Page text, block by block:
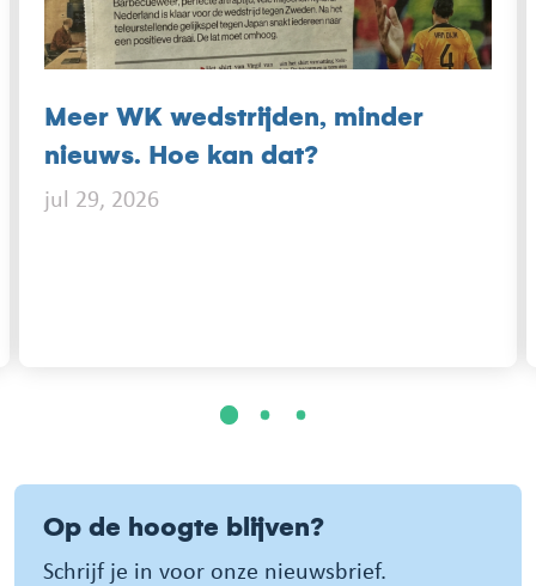
Meer WK wedstrijden, minder
nieuws. Hoe kan dat?
jul 29, 2026
1 2 3
Op de hoogte blijven?
Schrijf je in voor onze nieuwsbrief.